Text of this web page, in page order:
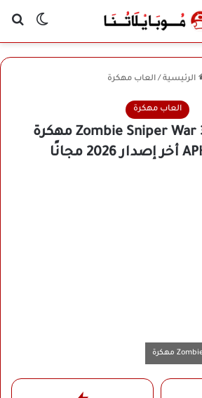
الوضع
الرئيسية / العاب مهكرة
العاب مهكرة
تحميل لعبة Zombie Sniper War 3 مهكرة